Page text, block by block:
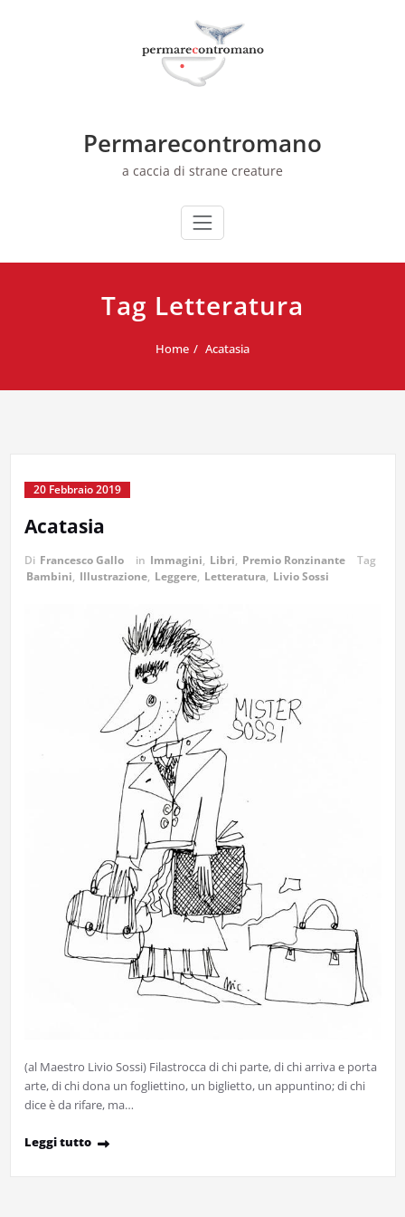
Permarecontromano
a caccia di strane creature
Tag Letteratura
Home Acatasia
20 Febbraio 2019
Acatasia
Di Francesco Gallo in Immagini, Libri, Premio Ronzinante
Tag
Bambini, Illustrazione, Leggere, Letteratura, Livio Sossi
(al Maestro Livio Sossi) Filastrocca di chi parte, di chi arriva e porta
arte, di chi dona un fogliettino, un biglietto, un appuntino; di chi
dice è da rifare, ma…
Leggi tutto